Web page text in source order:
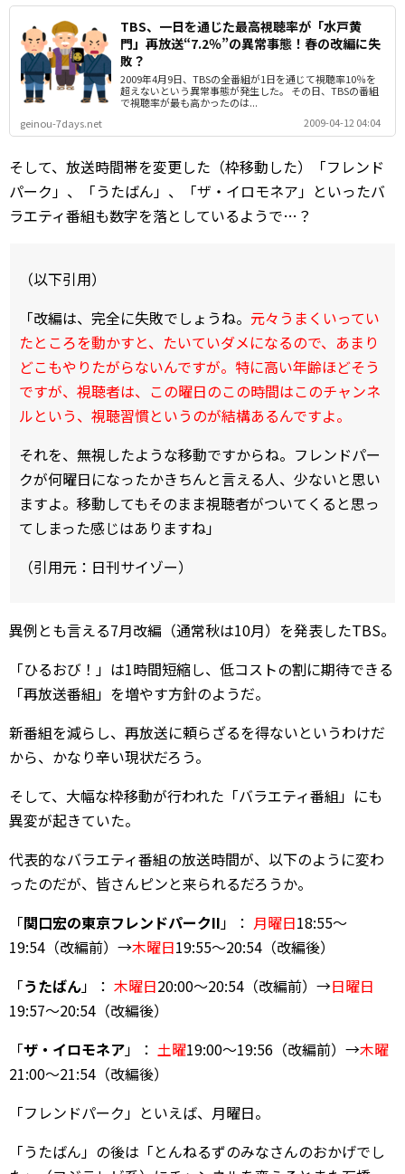
TBS、一日を通じた最高視聴率が「水戸黄
門」再放送“7.2％”の異常事態！春の改編に失
敗？
2009年4月9日、TBSの全番組が1日を通じて視聴率10％を
超えないという異常事態が発生した。 その日、TBSの番組
で視聴率が最も高かったのは...
geinou-7days.net
2009-04-12 04:04
そして、放送時間帯を変更した（枠移動した）「フレンド
パーク」、「うたばん」、「ザ・イロモネア」といったバ
ラエティ番組も数字を落としているようで…？
（以下引用）
「改編は、完全に失敗でしょうね。 元々うまくいってい
たところを動かすと、たいていダメになるので、あまり
どこもやりたがらないんですが。特に高い年齢ほどそう
ですが、視聴者は、この曜日のこの時間はこのチャンネ
ルという、視聴習慣というのが結構あるんですよ。
それを、無視したような移動ですからね。フレンドパー
クが何曜日になったかきちんと言える人、少ないと思い
ますよ。移動してもそのまま視聴者がついてくると思っ
てしまった感じはありますね」
（引用元：日刊サイゾー）
異例とも言える7月改編（通常秋は10月）を発表したTBS。
「ひるおび！」は1時間短縮し、低コストの割に期待できる
「再放送番組」を増やす方針のようだ。
新番組を減らし、再放送に頼らざるを得ないというわけだ
から、かなり辛い現状だろう。
そして、大幅な枠移動が行われた「バラエティ番組」にも
異変が起きていた。
代表的なバラエティ番組の放送時間が、以下のように変わ
ったのだが、皆さんピンと来られるだろうか。
「関口宏の東京フレンドパークII」： 月曜日18:55～
19:54（改編前）→木曜日19:55～20:54（改編後）
「うたばん」： 木曜日20:00～20:54（改編前）→日曜日
19:57～20:54（改編後）
「ザ・イロモネア」： 土曜19:00～19:56（改編前）→木曜
21:00～21:54（改編後）
「フレンドパーク」といえば、月曜日。
「うたばん」の後は「とんねるずのみなさんのおかげでし